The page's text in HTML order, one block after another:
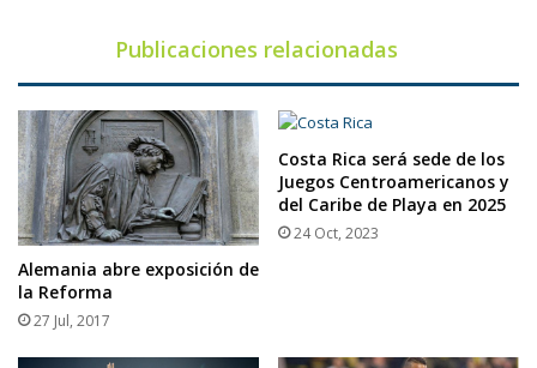
Publicaciones relacionadas
Alemania abre exposición de
la Reforma
27 Jul, 2017
Costa Rica será sede de los
Juegos Centroamericanos y
del Caribe de Playa en 2025
24 Oct, 2023